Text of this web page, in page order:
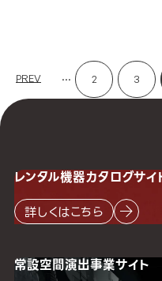
PREV ... 2 3
レンタル機器カタログサイ
詳しくはこちら
常設空間演出事業サイト